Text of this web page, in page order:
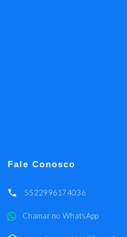
Fale Conosco
5522996174036
Chamar no WhatsApp